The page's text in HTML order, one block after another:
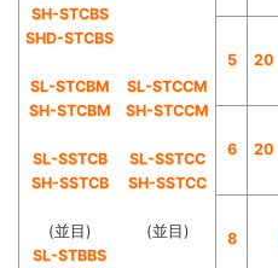
SH-STCBS
SHD-STCBS
SL-STCBM
SH-STCBM
SL-SSTCB
SH-SSTCB
(並目)
SL-STBBS
SL-STCCM
SH-STCCM
SL-SSTCC
SH-SSTCC
(並目)
5 20
6 20
8